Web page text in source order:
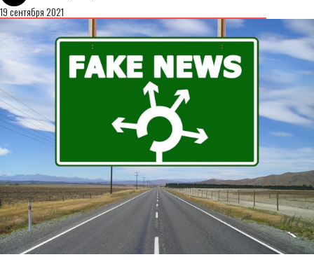
19 сентября 2021